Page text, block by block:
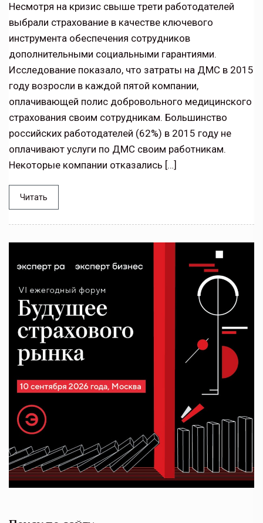
Несмотря на кризис свыше трети работодателей
выбрали страхование в качестве ключевого
инструмента обеспечения сотрудников
дополнительными социальными гарантиями.
Исследование показало, что затраты на ДМС в 2015
году возросли в каждой пятой компании,
оплачивающей полис добровольного медицинского
страхования своим сотрудникам. Большинство
российских работодателей (62%) в 2015 году не
оплачивают услуги по ДМС своим работникам.
Некоторые компании отказались […]
Читать